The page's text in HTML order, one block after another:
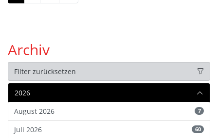
Archiv
Filter zurücksetzen
2026
August 2026
7
Juli 2026 60